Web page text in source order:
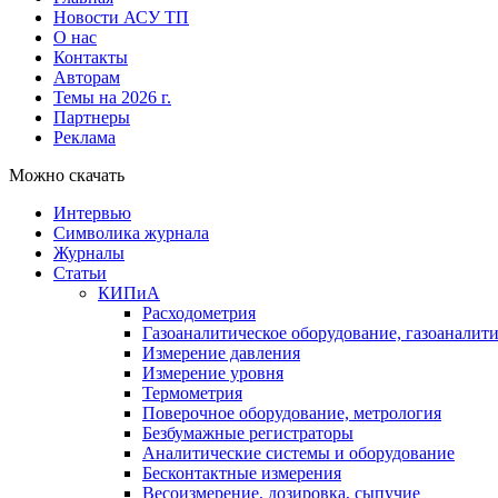
Новости АСУ ТП
О нас
Контакты
Авторам
Темы на 2026 г.
Партнеры
Реклама
Можно скачать
Интервью
Символика журнала
Журналы
Статьи
КИПиА
Расходометрия
Газоаналитическое оборудование,
Измерение давления
Измерение уровня
Термометрия
Поверочное оборудование, метрология
Безбумажные регистраторы
Аналитические системы и оборудование
Бесконтактные измерения
Весоизмерение, дозировка, сыпучие